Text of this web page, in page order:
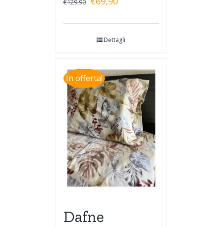
€129,90
Dettagli
In offerta!
Dafne